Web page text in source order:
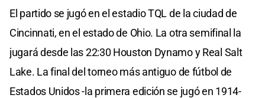
El partido se jugó en el estadio TQL de la ciudad de
Cincinnati, en el estado de Ohio. La otra semifinal la
jugará desde las 22:30 Houston Dynamo y Real Salt
Lake. La final del torneo más antiguo de fútbol de
Estados Unidos -la primera edición se jugó en 1914-